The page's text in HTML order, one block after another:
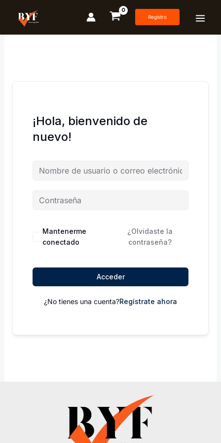
contenido
Registro
¡Hola, bienvenido de
nuevo!
Mantenerme
conectado
¿Olvidaste la
contraseña?
Acceder
¿No tienes una cuenta?Regístrate ahora